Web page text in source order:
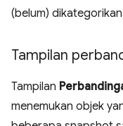
(belum)
Tampilan
Tampilan
menemukan objek